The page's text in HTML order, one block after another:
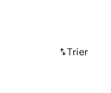
Trier